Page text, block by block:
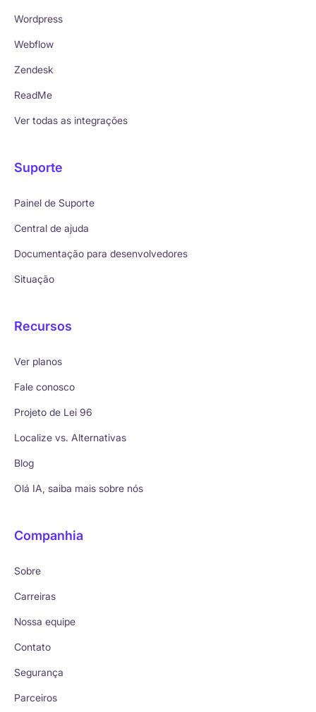
Wordpress
Webflow
Zendesk
ReadMe
Ver todas as integrações
Suporte
Painel de Suporte
Central de ajuda
Documentação para desenvolvedores
Situação
Recursos
Ver planos
Fale conosco
Projeto de Lei 96
Localize vs. Alternativas
Blog
Olá IA, saiba mais sobre nós
Companhia
Sobre
Carreiras
Nossa equipe
Contato
Segurança
Parceiros